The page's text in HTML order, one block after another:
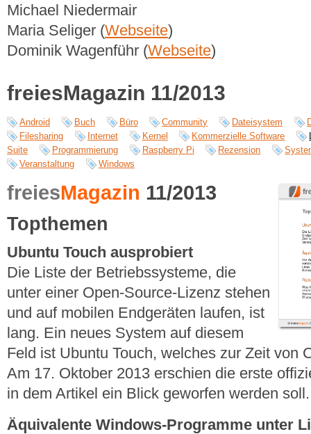
Michael Niedermair
Maria Seliger (Webseite)
Dominik Wagenführ (Webseite)
freiesMagazin 11/2013
Android Buch Büro Community Dateisystem
Filesharing
Internet Kernel Kommerzielle Software
Suite
Programmierung Raspberry Pi Rezension
Veranstaltung
Windows
freiesMagazin 11/2013
Topthemen
Ubuntu Touch ausprobiert
Die Liste der Betriebssysteme, die
unter einer Open-Source-Lizenz stehen
und auf mobilen Endgeräten laufen, ist
lang. Ein neues System auf diesem
Feld ist Ubuntu Touch, welches zur Zeit von
Am 17. Oktober 2013 erschien die erste
in dem Artikel ein Blick geworfen werden soll.
Äquivalente Windows-Programme unter